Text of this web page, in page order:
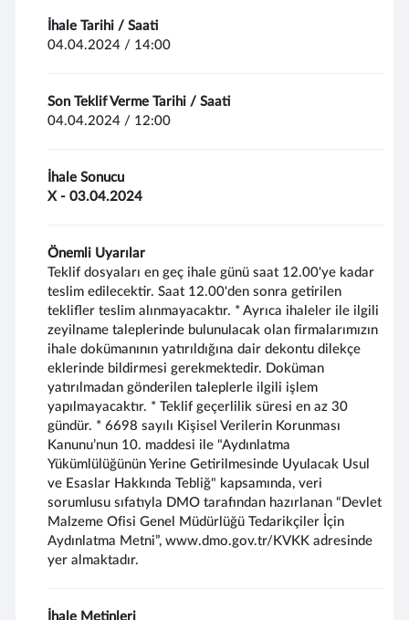
İhale Tarihi / Saati
04.04.2024 / 14:00
Son Teklif Verme Tarihi / Saati
04.04.2024 / 12:00
İhale Sonucu
X - 03.04.2024
Önemli Uyarılar
Teklif dosyaları en geç ihale günü saat 12.00'ye kadar
teslim edilecektir. Saat 12.00'den sonra getirilen
teklifler teslim alınmayacaktır. * Ayrıca ihaleler ile ilgili
zeyilname taleplerinde bulunulacak olan firmalarımızın
ihale dokümanının yatırıldığına dair dekontu dilekçe
eklerinde bildirmesi gerekmektedir. Doküman
yatırılmadan gönderilen taleplerle ilgili işlem
yapılmayacaktır. * Teklif geçerlilik süresi en az 30
gündür. * 6698 sayılı Kişisel Verilerin Korunması
Kanunu’nun 10. maddesi ile "Aydınlatma
Yükümlülüğünün Yerine Getirilmesinde Uyulacak Usul
ve Esaslar Hakkında Tebliğ" kapsamında, veri
sorumlusu sıfatıyla DMO tarafından hazırlanan “Devlet
Malzeme Ofisi Genel Müdürlüğü Tedarikçiler İçin
Aydınlatma Metni”, www.dmo.gov.tr/KVKK adresinde
yer almaktadır.
İhale Metinleri